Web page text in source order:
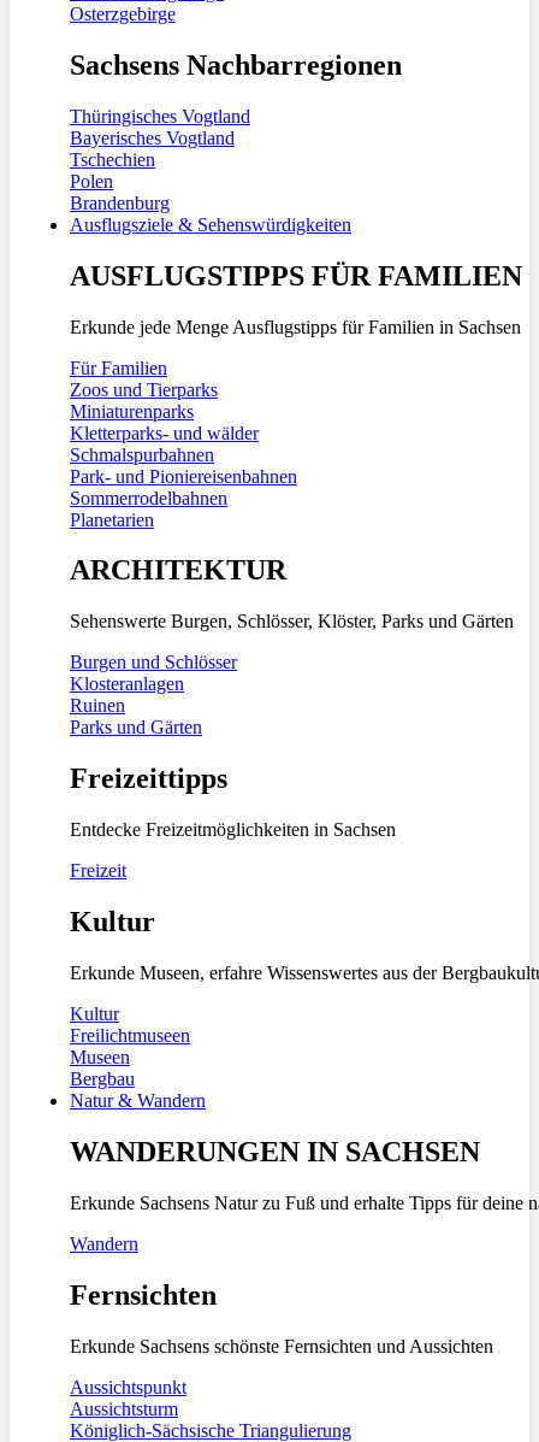
Osterzgebirge
Sachsens Nachbarregionen
Thüringisches Vogtland
Bayerisches Vogtland
Tschechien
Polen
Brandenburg
Ausflugsziele & Sehenswürdigkeiten
AUSFLUGSTIPPS FÜR FAMILIEN
Erkunde jede Menge Ausflugstipps für Familien in Sachsen
Für Familien
Zoos und Tierparks
Miniaturenparks
Kletterparks- und wälder
Schmalspurbahnen
Park- und Pioniereisenbahnen
Sommerrodelbahnen
Planetarien
ARCHITEKTUR
Sehenswerte Burgen, Schlösser, Klöster, Parks und Gärten
Burgen und Schlösser
Klosteranlagen
Ruinen
Parks und Gärten
Freizeittipps
Entdecke Freizeitmöglichkeiten in Sachsen
Freizeit
Kultur
Erkunde Museen, erfahre Wissenswertes aus der
Kultur
Freilichtmuseen
Museen
Bergbau
Natur & Wandern
WANDERUNGEN IN SACHSEN
Erkunde Sachsens Natur zu Fuß und erhalte Tipps für deine
Wandern
Fernsichten
Erkunde Sachsens schönste Fernsichten und Aussichten
Aussichtspunkt
Aussichtsturm
Königlich-Sächsische Triangulierung